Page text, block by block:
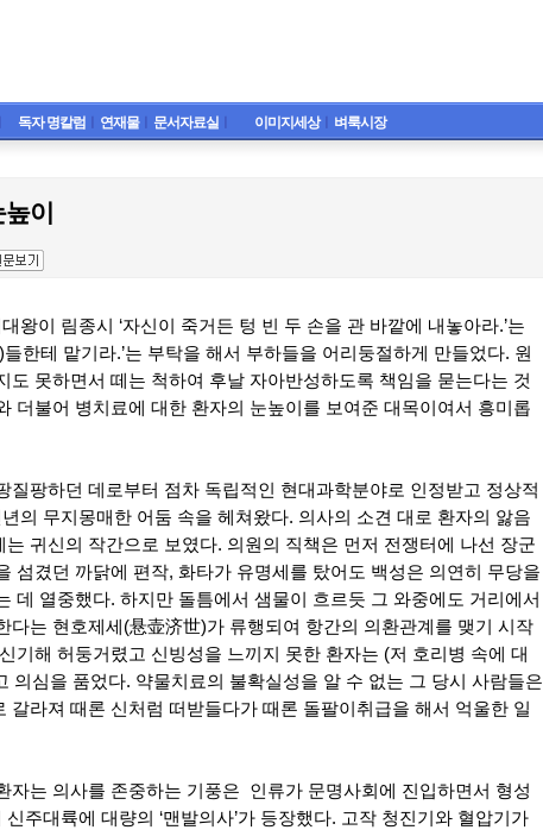
독자 명칼럼 연재물ㅣ 문서자료실 이미지세상ㅣ 벼룩시장
이
왕이 림종시 ‘자신이 죽거든 텅 빈 두 손을 관 바깥에 내놓아라.’는
한테 맡기라.’는 부탁을 해서 부하들을 어리둥절하게 만들었다. 원
도 못하면서 떼는 척하여 후날 자아반성하도록 책임을 묻는다는 것
더불어 병치료에 대한 환자의 눈높이를 보여준 대목이여서 흥미롭
질팡하던 데로부터 점차 독립적인 현대과학분야로 인정받고 정상적
의 무지몽매한 어둠 속을 헤쳐왔다. 의사의 소견 대로 환자의 앓음
귀신의 작간으로 보였다. 의원의 직책은 먼저 전쟁터에 나선 장군
섬겼던 까닭에 편작, 화타가 유명세를 탔어도 백성은 의연히 무당을
데 열중했다. 하지만 돌틈에서 샘물이 흐르듯 그 와중에도 거리에서
다는 현호제세(悬壶济世)가 류행되여 항간의 의환관계를 맺기 시작
기해 허둥거렸고 신빙성을 느끼지 못한 환자는 (저 호리병 속에 대
의심을 품었다. 약물치료의 불확실성을 알 수 없는 그 당시 사람들은
갈라져 때론 신처럼 떠받들다가 때론 돌팔이취급을 해서 억울한 일
자는 의사를 존중하는 기풍은 인류가 문명사회에 진입하면서 형성
주대륙에 대량의 ‘맨발의사’가 등장했다. 고작 청진기와 혈압기가